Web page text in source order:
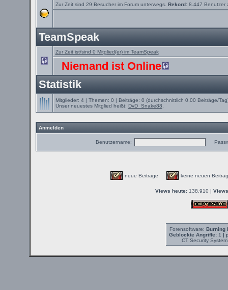
Zur Zeit sind 29 Besucher im Forum unterwegs. Rekord:8.447 Benutzer
TeamSpeak
Zur Zeit ist/sind 0 Mitglied(er) im TeamSpeak
Niemand ist Online
Statistik
Mitglieder: 4 | Themen: 0 | Beiträge: 0 (durchschnittlich 0,00 Beiträge/
Unser neuestes Mitglied heißt: DvD_Snake88
Anmelden
Benutzername:
neue Beiträge keine neuen
Views heute:138.910 |
Forensoftware: Burning
Geblockte Angriffe:1 |
CT Security